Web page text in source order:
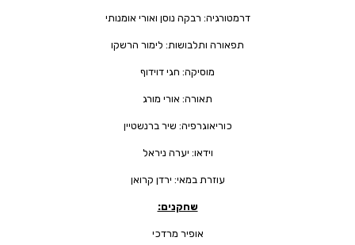
דרמטורגיה: רבקה נוסן ואורי אומנותי
תפאורה ותלבושות: לימור הרשקו
מוסיקה: חגי דוידוף
תאורה: אורי מורג
כוריאוגרפיה: שיר ברנשטיין
וידאו: יערה ניראל
עוזרת במאי: ירדן קרואן
שחקנים:
אופיר מרדכי